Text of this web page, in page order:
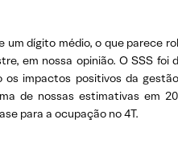
dígito médio, o que parece
em nossa opinião. O SSS foi
os impactos positivos da
de nossas estimativas em
para a ocupação no 4T.